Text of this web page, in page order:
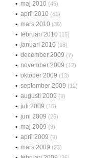
maj 2010 (45)
april 2010 (61)
mars 2010 (36)
februari 2010 (15)
januari 2010 (18)
december 2009 (7)
november 2009 (12)
oktober 2009 (13)
september 2009 (12)
augusti 2009 (9)
juli 2009 (15)
juni 2009 (25)
maj 2009 (8)
april 2009 (9)
mars 2009 (23)